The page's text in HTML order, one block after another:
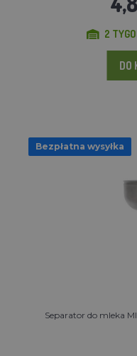
2
DO
Bezpłatna wysyłka
Separator do mleka